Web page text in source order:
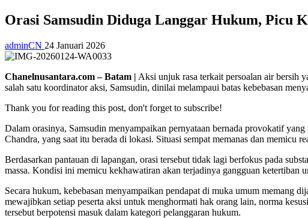
Orasi Samsudin Diduga Langgar Hukum, Picu
adminCN 24 Januari 2026
Chanelnusantara.com – Batam | Aksi unjuk rasa terkait persoalan air bersih
salah satu koordinator aksi, Samsudin, dinilai melampaui batas kebebasan
Thank you for reading this post, don't forget to subscribe!
Dalam orasinya, Samsudin menyampaikan pernyataan bernada provokatif
Chandra, yang saat itu berada di lokasi. Situasi sempat memanas dan memicu
Berdasarkan pantauan di lapangan, orasi tersebut tidak lagi berfokus pada
massa. Kondisi ini memicu kekhawatiran akan terjadinya gangguan ketertiban
Secara hukum, kebebasan menyampaikan pendapat di muka umum memang
mewajibkan setiap peserta aksi untuk menghormati hak orang lain, norma
tersebut berpotensi masuk dalam kategori pelanggaran hukum.